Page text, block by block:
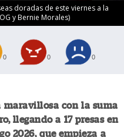
doradas de este viernes a la
y Bernie Morales)
0 0 0
con la suma
llegando a 17 presas en
2026, que empieza a